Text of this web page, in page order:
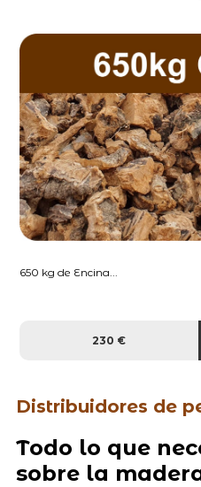
650 kg de Encina...
230 €
Distribuidores de
Todo lo que
sobre la